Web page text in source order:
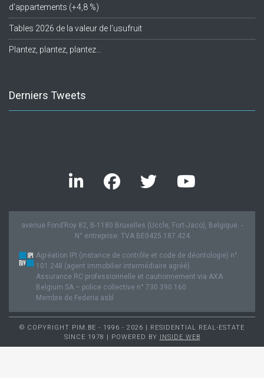
d’appartements (+4,8 %)
Tables 2026 de la valeur de l’usufruit
Plantez, plantez, plantez…
Derniers Tweets
avenue Fond’Roy 82, B-1180 Bruxelles (Uccle, Fort-Jaco), Belgique. -
N° entreprise: TVA BE0425.187.424
Agréation IPI (instance de contrôle et code de déontologie) n°
101.248 (agent immobilier intermédiaire agréé).
Assurance RC professionnelle et cautionnement via AXA
Belgium SA – police collective n° 730.390.160
Membre de Federia asbl
© COPYRIGHT PIM.BE - 1996 - 2026 | RESIDENTIAL REAL-ESTATE
SINCE 1978 | POWERED BY INSIDE WEB